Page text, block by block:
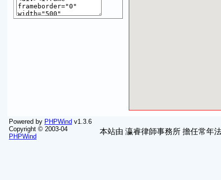
Powered by PHPWind v1.3.6
Copyright © 2003-04
PHPWind
本站由 瀛睿律師事務所 擔任常年